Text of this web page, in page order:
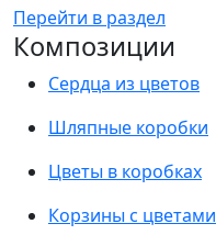
Перейти в раздел
Композиции
Сердца из цветов
Шляпные коробки
Цветы в коробках
Корзины с цветами